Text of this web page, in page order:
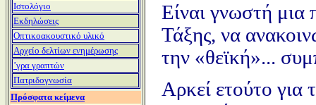
Ιστολόγιο
Εκδηλώσεις
Οπτικοακουστικό υλικό
Αρχείο δελτίων ενημέρωσης
ʼγρα γραπτών
Πατριδογνωσία
Πρόσφατα κείμενα
Είναι γνωστή μια
Τάξης, να
την «θεϊκή»...
Αρκεί ετούτο για